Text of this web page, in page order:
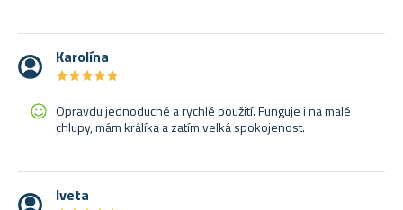
Karolína
★★★★★
★★★★★
Opravdu jednoduché a rychlé použití. Funguje i na malé
chlupy, mám králíka a zatím velká spokojenost.
Iveta